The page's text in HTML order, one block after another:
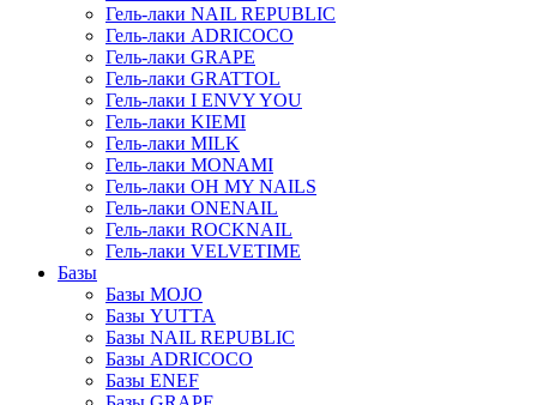
Гель-лаки NAIL REPUBLIC
Гель-лаки ADRICOCO
Гель-лаки GRAPE
Гель-лаки GRATTOL
Гель-лаки I ENVY YOU
Гель-лаки KIEMI
Гель-лаки MILK
Гель-лаки MONAMI
Гель-лаки OH MY NAILS
Гель-лаки ONENAIL
Гель-лаки ROCKNAIL
Гель-лаки VELVETIME
Базы
Базы MOJO
Базы YUTTA
Базы NAIL REPUBLIC
Базы ADRICOCO
Базы ENEF